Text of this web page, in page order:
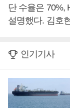
단 수율은 70%,
설명했다. 김호
인기기사